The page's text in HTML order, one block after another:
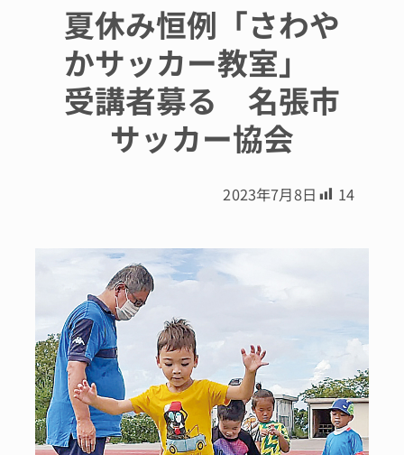
夏休み恒例「さわや
かサッカー教室」
受講者募る 名張市
サッカー協会
2023年7月8日 14